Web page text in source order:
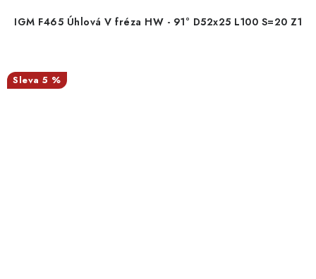
IGM F465 Úhlová V fréza HW - 91° D52x25 L100 S=20 Z1
5 %